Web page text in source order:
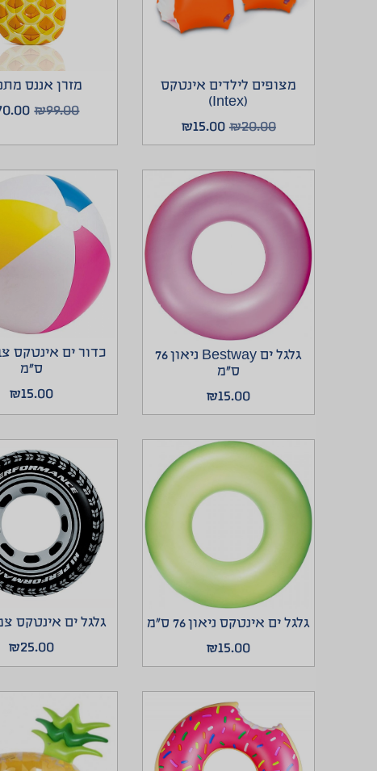
מצופים לילדים אינטקס
(Intex)
₪20.00
₪15.00
מזרן אננס
₪99.00
גלגל ים Bestway ניאון 76
ס”מ
₪15.00
ס”מ
₪15.00
גלגל ים אינטקס ניאון 76 ס”מ
₪15.00
גלגל ים אינטקס
₪25.00